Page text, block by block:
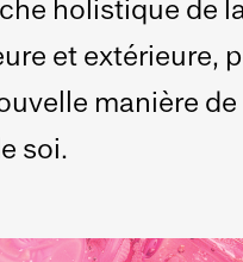
holistique de
et extérieure,
manière
soi.